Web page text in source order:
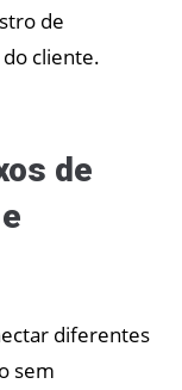
de
cliente.
de
diferentes
sem